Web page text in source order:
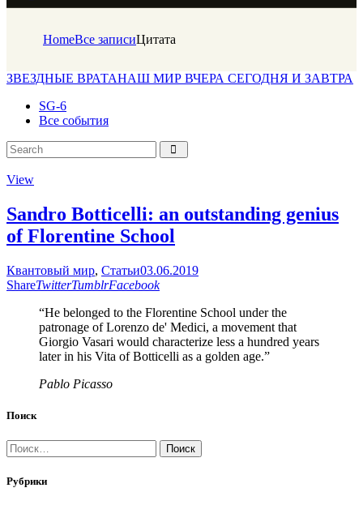
HomeВсе записиЦитата
ЗВЕЗДНЫЕ ВРАТАНАШ МИР ВЧЕРА СЕГОДНЯ И ЗАВТРА
SG-6
Все события
View
Sandro Botticelli: an outstanding genius
of Florentine School
Квантовый мир, Статьи03.06.2019
ShareTwitterTumblrFacebook
“He belonged to the Florentine School under the
patronage of Lorenzo de' Medici, a movement that
Giorgio Vasari would characterize less a hundred years
later in his Vita of Botticelli as a golden age.”
Pablo Picasso
Поиск
Найти:
Рубрики